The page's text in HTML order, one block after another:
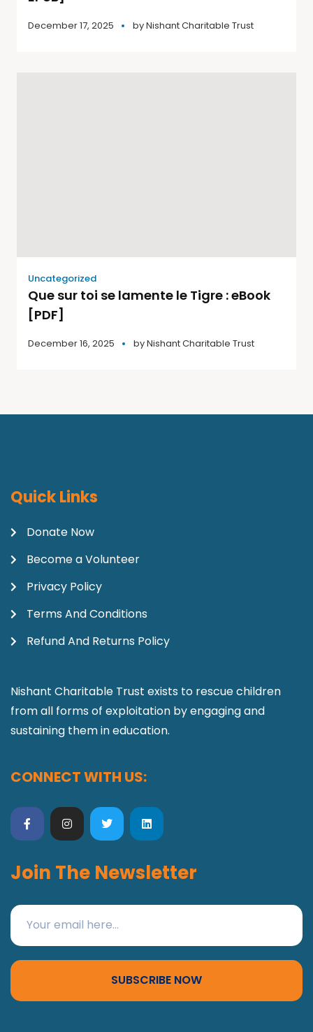
December 17, 2025 byNishant Charitable Trust
Uncategorized
Que sur toi se lamente le Tigre : eBook
[PDF]
December 16, 2025 byNishant Charitable Trust
Quick Links
Donate Now
Become a Volunteer
Privacy Policy
Terms And Conditions
Refund And Returns Policy
Nishant Charitable Trust exists to rescue children
from all forms of exploitation by engaging and
sustaining them in education.
CONNECT WITH US:
Join The Newsletter
SUBSCRIBE NOW